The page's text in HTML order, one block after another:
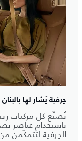
حِرفية يُشار لها بالبنان
تُصنّع كل مركبات
باستخدام عناصر
الحِرفية لتتمكّمن